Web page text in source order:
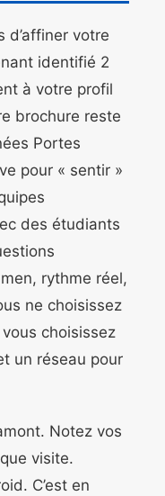
d’affiner votre
identifié 2
à votre profil
brochure reste
Portes
pour « sentir »
des étudiants
rythme réel,
ne choisissez
choisissez
un réseau pour
Notez vos
visite.
C’est en